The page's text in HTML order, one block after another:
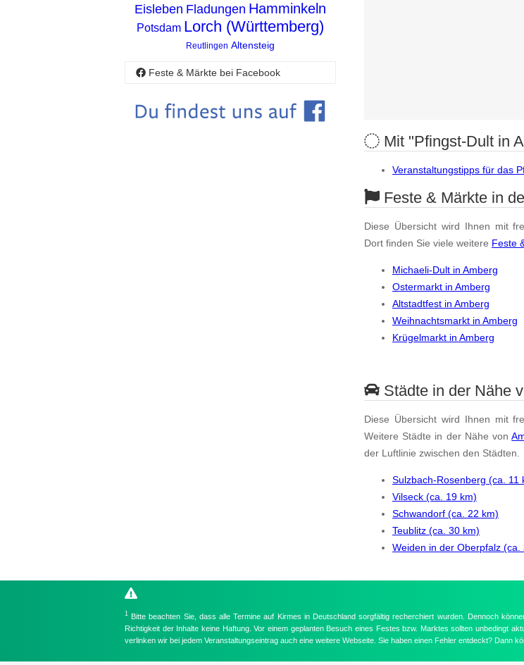
Mit "Pfingst-Dult in
Veranstaltungstipps für das
Feste & Märkte in
Diese Übersicht wird Ihnen mit
Dort finden Sie viele weitere Feste
Michaeli-Dult in Amberg
Ostermarkt in Amberg
Altstadtfest in Amberg
Weihnachtsmarkt in Amberg
Krügelmarkt in Amberg
Städte in der Nähe
Diese Übersicht wird Ihnen mit
Weitere Städte in der Nähe von
der Luftlinie zwischen den Städten.
Sulzbach-Rosenberg (ca. 11
Vilseck (ca. 19 km)
Schwandorf (ca. 22 km)
Teublitz (ca. 30 km)
Weiden in der Oberpfalz (ca.
Eisleben Fladungen Hamminkeln
Potsdam Lorch (Württemberg)
Reutlingen Altensteig
Feste & Märkte bei Facebook
1 Bitte beachten Sie, dass alle Termine auf Kirmes in Deutschland sorgfältig recherchiert wurden. Dennoch
Richtigkeit der Inhalte keine Haftung. Vor einem geplanten Besuch eines Festes bzw. Marktes sollten unbedingt
verlinken wir bei jedem Veranstaltungseintrag auch eine weitere Webseite. Sie haben einen Fehler entdeckt? Dann